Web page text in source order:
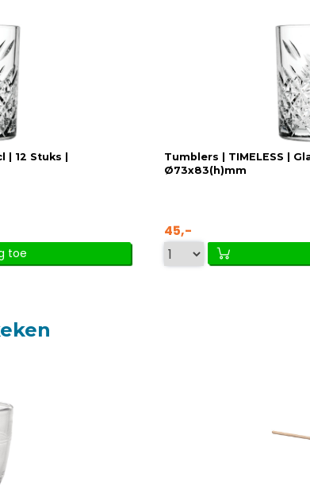
| 12 Stuks |
toe
Tumblers | TIMELESS |
Ø73x83(h)mm
45,-